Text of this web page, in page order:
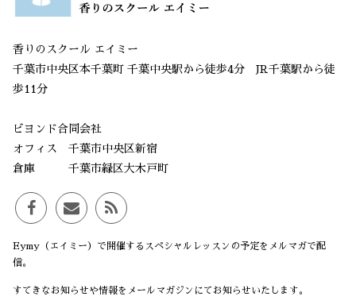
香りのスクール エイミー
千葉市中央区本千葉町 千葉中央駅から徒歩4分 JR千葉駅から徒
歩11分
ビヨンド合同会社
オフィス 千葉市中央区新宿
倉庫 千葉市緑区大木戸町
Eymy（エイミー）で開催するスペシャルレッスンの予定をメルマガで配
信。
すてきなお知らせや情報をメールマガジンにてお知らせいたします。